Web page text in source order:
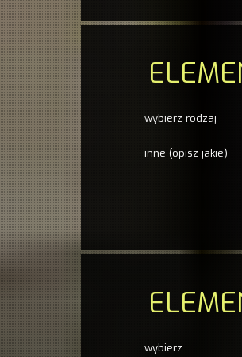
wybierz rodzaj
inne (opisz jakie)
wybierz